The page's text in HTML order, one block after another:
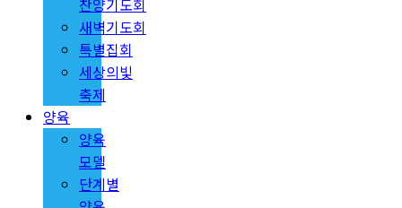
찬양기도회
새벽기도회
특별집회
세상의빛
축제
양육
양육
모델
단계별